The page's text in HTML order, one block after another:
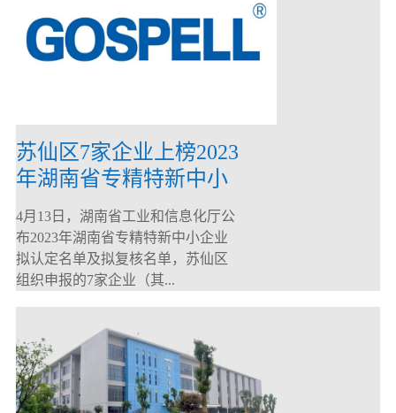
苏仙区7家企业上榜2023
年湖南省专精特新中小
企业
4月13日，湖南省工业和信息化厅公
布2023年湖南省专精特新中小企业
拟认定名单及拟复核名单，苏仙区
组织申报的7家企业（其...